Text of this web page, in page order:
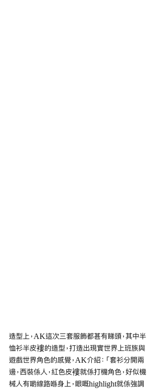
造型上，AK這次三套服飾都甚有睇頭，其中半
恤衫半皮褸的造型，打造出現實世界上班族與
遊戲世界角色的感覺，AK介紹：「套衫分開兩
邊，西裝係人，紅色皮褸就係打機角色，好似機
械人有啲線路喺身上，眼嘅highlight就係強調